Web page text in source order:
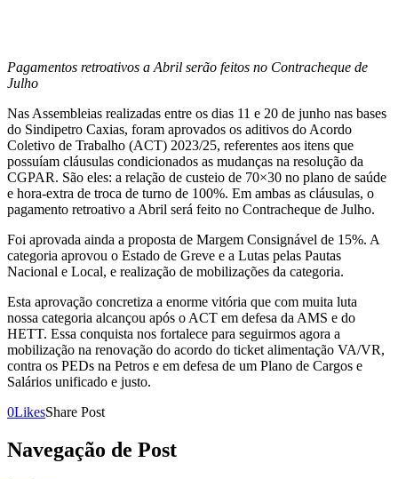
Pagamentos retroativos a Abril serão feitos no Contracheque de
Julho
Nas Assembleias realizadas entre os dias 11 e 20 de junho nas bases
do Sindipetro Caxias, foram aprovados os aditivos do Acordo
Coletivo de Trabalho (ACT) 2023/25, referentes aos itens que
possuíam cláusulas condicionados as mudanças na resolução da
CGPAR. São eles: a relação de custeio de 70×30 no plano de saúde
e hora-extra de troca de turno de 100%. Em ambas as cláusulas, o
pagamento retroativo a Abril será feito no Contracheque de Julho.
Foi aprovada ainda a proposta de Margem Consignável de 15%. A
categoria aprovou o Estado de Greve e a Lutas pelas Pautas
Nacional e Local, e realização de mobilizações da categoria.
Esta aprovação concretiza a enorme vitória que com muita luta
nossa categoria alcançou após o ACT em defesa da AMS e do
HETT. Essa conquista nos fortalece para seguirmos agora a
mobilização na renovação do acordo do ticket alimentação VA/VR,
contra os PEDs na Petros e em defesa de um Plano de Cargos e
Salários unificado e justo.
0LikesShare Post
Navegação de Post